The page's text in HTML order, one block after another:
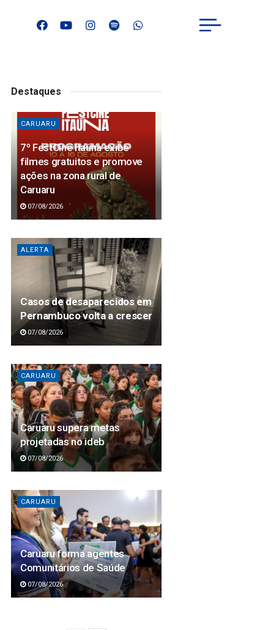
Destaques
CARUARU
7º FestCine Itaúna exibe
filmes gratuitos e promove
ações na zona rural de
Caruaru
07/08/2026
ALERTA
Casos de desaparecidos em
Pernambuco volta a crescer
07/08/2026
CARUARU
Caruaru supera metas
projetadas no ideb
07/08/2026
CARUARU
Caruaru forma agentes
Comunitários de Saúde
07/08/2026